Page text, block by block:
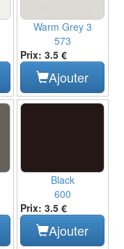
Warm Grey 3
573
Prix: 3.5 €
Ajouter
Black
600
Prix: 3.5 €
Ajouter